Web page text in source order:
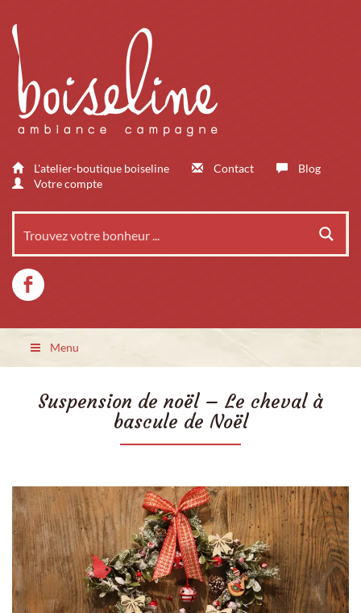
L'atelier-boutique boiseline Contact
Blog
Votre compte
Menu
Suspension de noël – Le cheval à
bascule de Noël